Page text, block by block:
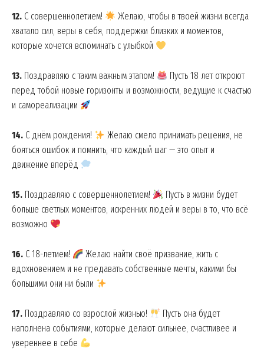
12. С совершеннолетием!
Желаю, чтобы в твоей жизни всегда
хватало сил, веры в себя, поддержки близких и моментов,
которые хочется вспоминать с улыбкой
13. Поздравляю с таким важным этапом!
Пусть 18 лет откроют
перед тобой новые горизонты и возможности, ведущие к счастью
и самореализации
14. С днём рождения!
Желаю смело принимать решения, не
бояться ошибок и помнить, что каждый шаг — это опыт и
движение вперёд
15. Поздравляю с совершеннолетием!
Пусть в жизни будет
больше светлых моментов, искренних людей и веры в то, что всё
возможно
16. С 18-летием!
Желаю найти своё призвание, жить с
вдохновением и не предавать собственные мечты, какими бы
большими они ни были
17. Поздравляю со взрослой жизнью!
Пусть она будет
наполнена событиями, которые делают сильнее, счастливее и
увереннее в себе